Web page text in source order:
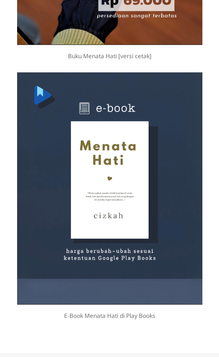
Buku Menata Hati [versi cetak]
E-Book Menata Hati di Play Books